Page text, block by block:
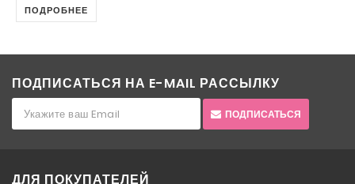
ПОДРОБНЕЕ
ПОДПИСАТЬСЯ НА E-MAIL РАССЫЛКУ
ПОДПИСАТЬСЯ
ДЛЯ ПОКУПАТЕЛЕЙ